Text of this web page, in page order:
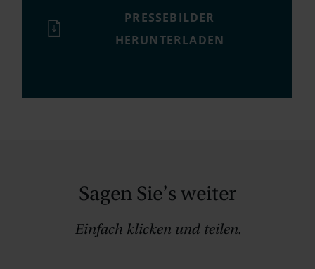
PRESSEBILDER
HERUNTERLADEN
Sagen Sie’s weiter
Einfach klicken und teilen.